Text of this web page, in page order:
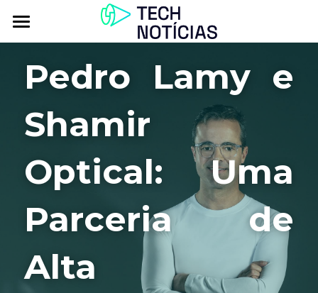
Atualidade
Explorar
Podcasts
Contactos
Pedro Lamy e
Shamir
Optical: Uma
Parceria de
Alta